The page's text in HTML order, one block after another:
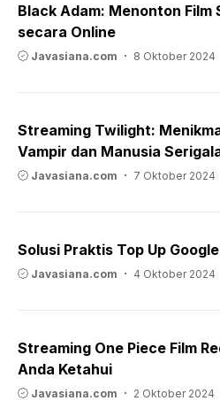
Black Adam: Menonton
secara Online
Javasiana.com 8 Oktober 2024
Streaming Twilight:
Vampir dan Manusia
Javasiana.com 7 Oktober 2024
Solusi Praktis Top Up
Javasiana.com 4 Oktober 2024
Streaming One Piece Film
Anda Ketahui
Javasiana.com 2 Oktober 2024